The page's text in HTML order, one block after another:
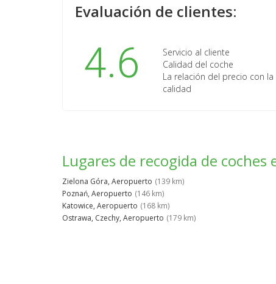
Evaluación de clientes:
4.6
Servicio al cliente
Calidad del coche
La relación del precio con la
calidad
Lugares de recogida de
Zielona Góra, Aeropuerto (139 km)
Poznań, Aeropuerto (146 km)
Katowice, Aeropuerto (168 km)
Ostrawa, Czechy, Aeropuerto (179 km)